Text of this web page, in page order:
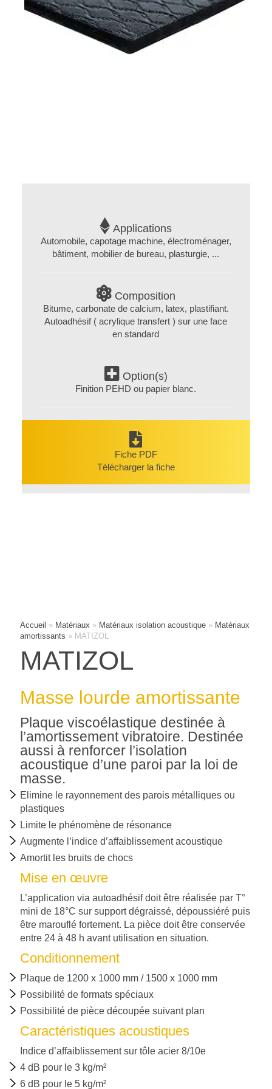
D'ISOLATION
ACOUSTIQUE
techniques
QUI
SOMMES-
NOUS
?
PHOTOTHÈQUE
DE
PRODUITS
FINIS
NORMES
ET
CERTIFICATIONS
CERTIFICATIONS
ISO
NOUS
CONTACTER
Applications
Automobile, capotage machine, électroménager,
bâtiment, mobilier de bureau, plasturgie, ...
Composition
Bitume, carbonate de calcium, latex, plastifiant.
Autoadhésif ( acrylique transfert ) sur une face
en standard
Option(s)
Finition PEHD ou papier blanc.
Fiche PDF
Télécharger la fiche
Accueil » Matériaux » Matériaux isolation acoustique » Matériaux
amortissants » MATIZOL
MATIZOL
Masse lourde amortissante
Plaque viscoélastique destinée à
l’amortissement vibratoire. Destinée
aussi à renforcer l’isolation
acoustique d’une paroi par la loi de
masse.
Elimine le rayonnement des parois métalliques ou
plastiques
Limite le phénomène de résonance
Augmente l’indice d’affaiblissement acoustique
Amortit les bruits de chocs
Mise en œuvre
L’application via autoadhésif doit être réalisée par T°
mini de 18°C sur support dégraissé, dépoussiéré puis
être marouflé fortement. La pièce doit être conservée
entre 24 à 48 h avant utilisation en situation.
Conditionnement
Plaque de 1200 x 1000 mm / 1500 x 1000 mm
Possibilité de formats spéciaux
Possibilité de pièce découpée suivant plan
Caractéristiques acoustiques
Indice d’affaiblissement sur tôle acier 8/10e
4 dB pour le 3 kg/m²
6 dB pour le 5 kg/m²